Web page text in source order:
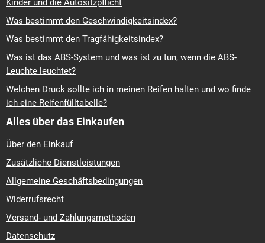
Kinder und die Autositzpflicht
Was bestimmt den Geschwindigkeitsindex?
Was bestimmt den Tragfähigkeitsindex?
Was ist das ABS-System und was ist zu tun, wenn die ABS-
Leuchte leuchtet?
Welchen Druck sollte ich in meinen Reifen halten und wo finde
ich eine Reifenfülltabelle?
Alles über das Einkaufen
Über den Einkauf
Zusätzliche Dienstleistungen
Allgemeine Geschäftsbedingungen
Widerrufsrecht
Versand- und Zahlungsmethoden
Datenschutz